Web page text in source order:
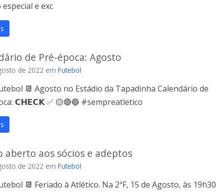
e exc
de Pré-época: Agosto
de 2022 em Futebol
📆 Agosto no Estádio da Tapadinha Calendário de
𝗖𝗛𝗘𝗖𝗞 ✅ 🟡🔴🔵 #sempreatletico
aberto aos sócios e adeptos
de 2022 em Futebol
📆 Feriado à Atlético. Na 2ªF, 15 de Agosto, às 19h30